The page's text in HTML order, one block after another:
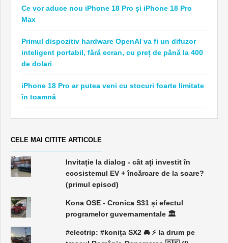
Ce vor aduce nou iPhone 18 Pro și iPhone 18 Pro
Max
Primul dispozitiv hardware OpenAI va fi un difuzor
inteligent portabil, fără ecran, cu preț de până la 400
de dolari
iPhone 18 Pro ar putea veni cu stocuri foarte limitate
în toamnă
CELE MAI CITITE ARTICOLE
Invitație la dialog - cât ați investit în
ecosistemul EV + încărcare de la soare?
(primul episod)
Kona OSE - Cronica S31 și efectul
programelor guvernamentale 🏛️
#electrip: #konița SX2 🚘 ⚡️ la drum pe